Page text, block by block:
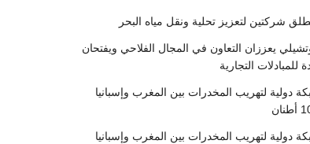
شركتين لتعزيز تحلية ونقل مياه البحر
يعززان التعاون في المجال الفلاحي ويفتحان
للمبادلات التجارية
دولية لتهريب المخدرات بين المغرب وإسبانيا
دولية لتهريب المخدرات بين المغرب وإسبانيا